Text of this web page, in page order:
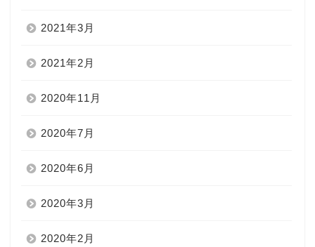
2021年3月
2021年2月
2020年11月
2020年7月
2020年6月
2020年3月
2020年2月